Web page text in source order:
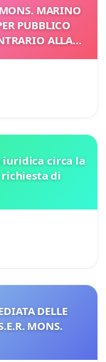
MARINO
PUBBLICO
ALLA
iuridica circa la
richiesta di
DELLE
MONS.